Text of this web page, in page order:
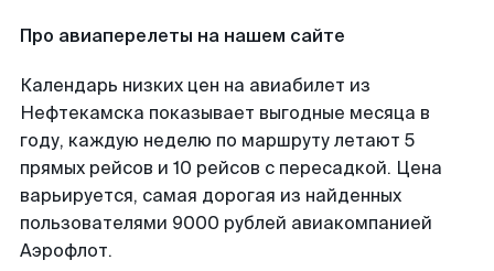
Про авиаперелеты на нашем сайте
Календарь низких цен на авиабилет из
Нефтекамска показывает выгодные месяца в
году, каждую неделю по маршруту летают 5
прямых рейсов и 10 рейсов с пересадкой. Цена
варьируется, самая дорогая из найденных
пользователями 9000 рублей авиакомпанией
Аэрофлот.